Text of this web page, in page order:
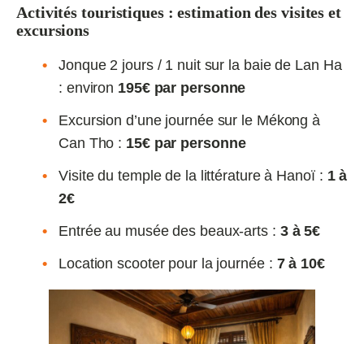
Activités touristiques : estimation des visites et
excursions
Jonque 2 jours / 1 nuit sur la baie de Lan Ha
: environ 195€ par personne
Excursion d’une journée sur le Mékong à
Can Tho : 15€ par personne
Visite du temple de la littérature à Hanoï : 1 à
2€
Entrée au musée des beaux-arts : 3 à 5€
Location scooter pour la journée : 7 à 10€